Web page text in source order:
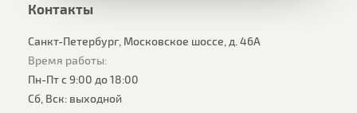
Контакты
Санкт-Петербург, Московское шоссе, д. 46А
Время работы:
Пн-Пт с 9:00 до 18:00
Сб, Вск: выходной